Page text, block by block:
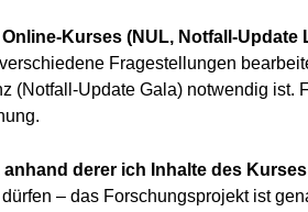
Kurses (NUL, Notfall-
Fragestellungen
(Notfall-Update Gala) notwendig
derer ich Inhalte des
– das Forschungsprojekt ist